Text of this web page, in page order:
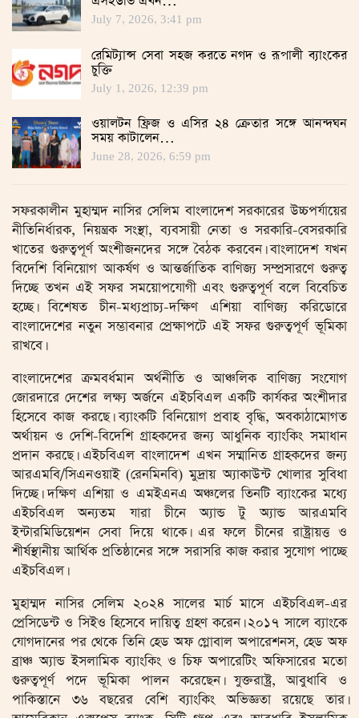
July 7, 2026, 3:41 pm
রেমিট্যান্স সেবা সহজ করতে নগদ ও রূপালী ব্যাংকের
চুক্তি
July 1, 2026, 12:39 pm
ওয়ালটন ফ্রিজ ও এসির ২৪ ক্রেতার সঙ্গে আনন্দঘন
সময় কাটালেন…
June 28, 2026, 6:59 pm
সফরকালীন মুহাম্মদ নাসির সেলিম বাংলাদেশ সরকারের উচ্চপর্যায়ের
নীতিনির্ধারক, নিয়ন্ত্রক সংস্থা, ব্যবসায়ী নেতা ও সরকারি-বেসরকারি
খাতের গুরুত্বপূর্ণ অংশীজনদের সঙ্গে বৈঠক করবেন। বাংলাদেশ যখন
বিদেশি বিনিয়োগ আকর্ষণ ও আন্তর্জাতিক বাণিজ্য সম্প্রসারণে গুরুত্ব
দিচ্ছে তখন এই সফর সময়োপযোগী এবং গুরুত্বপূর্ণ বলে বিবেচিত
হচ্ছে। বিশেষত চীন-মধ্যপ্রাচ্য-দক্ষিণ এশিয়া বাণিজ্য করিডোরে
বাংলাদেশের নতুন সম্ভাবনার প্রেক্ষাপটে এই সফর গুরুত্বপূর্ণ ভূমিকা
রাখবে।
বাংলাদেশের ক্রমবর্ধমান অর্থনীতি ও আঞ্চলিক বাণিজ্য সংযোগ
জোরদারে দেশের লক্ষ্য অর্জনে এইচবিএল একটি কার্যকর অংশীদার
হিসেবে কাজ করছে। ব্যাংকটি বিনিয়োগ প্রবাহ বৃদ্ধি, অবকাঠামোগত
অর্থায়ন ও দেশি-বিদেশি গ্রাহকদের জন্য আধুনিক ব্যাংকিং সমাধান
প্রদান করছে। এইচবিএল বাংলাদেশ এখন সম্মানিত গ্রাহকদের জন্য
আরএমবি/সিএনওয়াই (রেনমিনবি) মুদ্রায় অ্যাকাউন্ট খোলার সুবিধা
দিচ্ছে। দক্ষিণ এশিয়া ও এমইএনএ অঞ্চলের তিনটি ব্যাংকের মধ্যে
এইচবিএল অন্যতম যারা চীনে অ্যান্ড টু অ্যান্ড আরএমবি
ইন্টারমিডিয়েশন সেবা দিয়ে থাকে। এর ফলে চীনের রাষ্ট্রায়ত্ত ও
শীর্ষস্থানীয় আর্থিক প্রতিষ্ঠানের সঙ্গে সরাসরি কাজ করার সুযোগ পাচ্ছে
এইচবিএল।
মুহাম্মদ নাসির সেলিম ২০২৪ সালের মার্চ মাসে এইচবিএল-এর
প্রেসিডেন্ট ও সিইও হিসেবে দায়িত্ব গ্রহণ করেন। ২০১৭ সালে ব্যাংকে
যোগদানের পর থেকে তিনি হেড অফ গ্লোবাল অপারেশনস, হেড অফ
ব্রাঞ্চ অ্যান্ড ইসলামিক ব্যাংকিং ও চিফ অপারেটিং অফিসারের মতো
গুরুত্বপূর্ণ পদে ভূমিকা পালন করেছেন। যুক্তরাষ্ট্র, আবুধাবি ও
পাকিস্তানে ৩৬ বছরের বেশি ব্যাংকিং অভিজ্ঞতা রয়েছে তার।